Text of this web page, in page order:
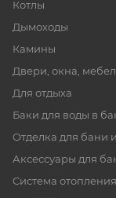
Котлы
Дымоходы
Камины
Двери, окна,
Для отдыха
Баки для воды в
Отделка для бани
Аксессуары для
Система